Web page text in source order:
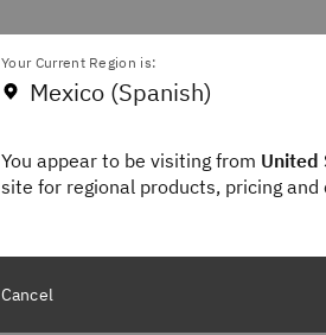
Your Current Region is:
Mexico (Spanish)
You appear to be visiting from United
site for regional products, pricing and
Cancel